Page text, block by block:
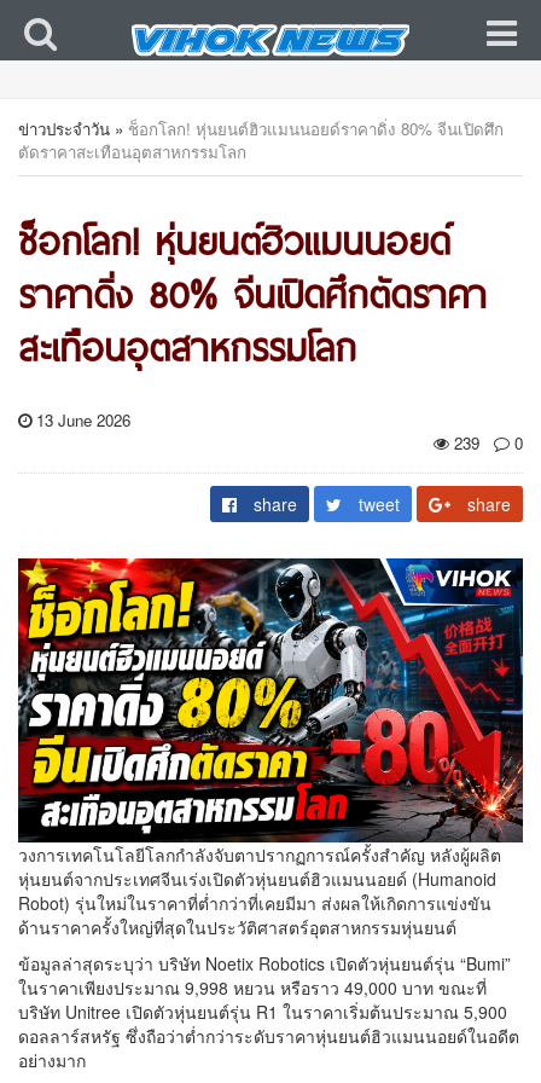
ข่าวประจำวัน » ช็อกโลก! หุ่นยนต์ฮิวแมนนอยด์ราคาดิ่ง 80% จีนเปิดศึก
ตัดราคาสะเทือนอุตสาหกรรมโลก
ช็อกโลก! หุ่นยนต์ฮิวแมนนอยด์
ราคาดิ่ง 80% จีนเปิดศึกตัดราคา
สะเทือนอุตสาหกรรมโลก
13 June 2026
239
0
share tweet share
วงการเทคโนโลยีโลกกำลังจับตาปรากฏการณ์ครั้งสำคัญ หลังผู้ผลิต
หุ่นยนต์จากประเทศจีนเร่งเปิดตัวหุ่นยนต์ฮิวแมนนอยด์ (Humanoid
Robot) รุ่นใหม่ในราคาที่ต่ำกว่าที่เคยมีมา ส่งผลให้เกิดการแข่งขัน
ด้านราคาครั้งใหญ่ที่สุดในประวัติศาสตร์อุตสาหกรรมหุ่นยนต์
ข้อมูลล่าสุดระบุว่า บริษัท Noetix Robotics เปิดตัวหุ่นยนต์รุ่น “Bumi”
ในราคาเพียงประมาณ 9,998 หยวน หรือราว 49,000 บาท ขณะที่
บริษัท Unitree เปิดตัวหุ่นยนต์รุ่น R1 ในราคาเริ่มต้นประมาณ 5,900
ดอลลาร์สหรัฐ ซึ่งถือว่าต่ำกว่าระดับราคาหุ่นยนต์ฮิวแมนนอยด์ในอดีต
อย่างมาก